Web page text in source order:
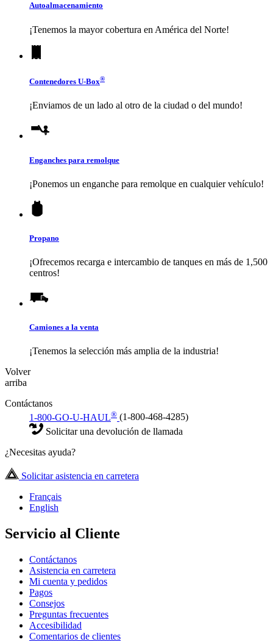
Autoalmacenamiento
¡Tenemos la mayor cobertura en América del Norte!
Contenedores U-Box®
¡Enviamos de un lado al otro de la ciudad o del mundo!
Enganches para remolque
¡Ponemos un enganche para remolque en cualquier vehículo!
Propano
¡Ofrecemos recarga e intercambio de tanques en más de 1,500
centros!
Camiones a la venta
¡Tenemos la selección más amplia de la industria!
Volver
arriba
Contáctanos
1-800-GO-U-HAUL® (1-800-468-4285)
Solicitar una devolución de llamada
¿Necesitas ayuda?
Solicitar asistencia en carretera
Français
English
Servicio al Cliente
Contáctanos
Asistencia en carretera
Mi cuenta y pedidos
Pagos
Consejos
Preguntas frecuentes
Accesibilidad
Comentarios de clientes